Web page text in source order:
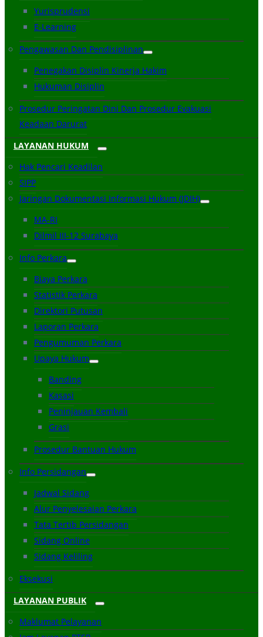
Yurisprudensi
E-Learning
Pengawasan Dan Pendisiplinan
Penegakan Disiplin Kinerja Hakim
Hukuman Disiplin
Prosedur Peringatan Dini Dan Prosedur Evakuasi
Keadaan Darurat
LAYANAN HUKUM
Hak Pencari Keadilan
SIPP
Jaringan Dokumentasi Informasi Hukum (JDIH)
MA-RI
Dilmil III-12 Surabaya
Info Perkara
Biaya Perkara
Statistik Perkara
Direktori Putusan
Laporan Perkara
Pengumuman Perkara
Upaya Hukum
Banding
Kasasi
Peninjauan Kembali
Grasi
Prosedur Bantuan Hukum
Info Persidangan
Jadwal Sidang
Alur Penyelesaian Perkara
Tata Tertib Persidangan
Sidang Online
Sidang Keliling
Eksekusi
LAYANAN PUBLIK
Maklumat Pelayanan